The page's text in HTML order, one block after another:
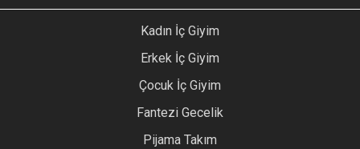
Kadın İç Giyim
Erkek İç Giyim
Çocuk İç Giyim
Fantezi Gecelik
Pijama Takım